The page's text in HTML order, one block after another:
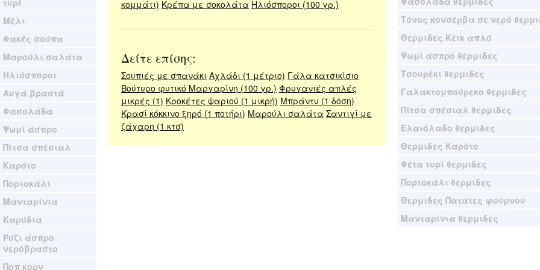
τυρί
Μέλι
Φακές σούπα
Μαρούλι σαλάτα
Ηλιόσποροι
Αυγά βραστά
Φασολάδα
Ψωμί άσπρο
Πίτσα σπέσιαλ
Καρότο
Πορτοκάλι
Μανταρίνια
Καρύδια
Ρύζι άσπρο
νερόβραστο
Ποπ κορν
κομμάτι) Κρέπα με σοκολάτα Ηλιόσποροι (100 γρ.)
Δείτε επίσης:
Σουπιές με σπανάκι Αχλάδι (1 μέτριο) Γάλα κατσικίσιο
Βούτυρο φυτικό Μαργαρίνη (100 γρ.) Φρυγανιές απλές
μικρές (1) Κροκέτες ψαριού (1 μικρή) Μπράντυ (1 δόση)
Κρασί κόκκινο ξηρό (1 ποτήρι) Μαρούλι σαλάτα Σαντιγί με
ζάχαρη (1 κτσ)
Τόνος κονσέρβα σε νερό
Θερμιδες Κέικ απλό
Ψωμί άσπρο θερμιδες
Τσουρέκι θερμιδες
Γαλακτομπούρεκο θερμιδες
Πίτσα σπέσιαλ θερμιδες
Ελαιόλαδο θερμιδες
Θερμιδες Καρότο
Φέτα τυρί θερμιδες
Πορτοκάλι θερμιδες
Θερμιδες Πατάτες φούρνου
Μανταρίνια θερμιδες